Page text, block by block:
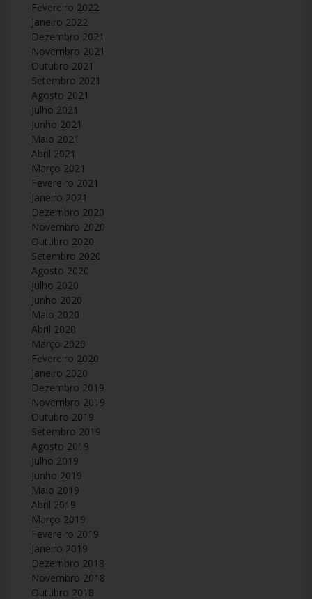
Fevereiro 2022
Janeiro 2022
Dezembro 2021
Novembro 2021
Outubro 2021
Setembro 2021
Agosto 2021
Julho 2021
Junho 2021
Maio 2021
Abril 2021
Março 2021
Fevereiro 2021
Janeiro 2021
Dezembro 2020
Novembro 2020
Outubro 2020
Setembro 2020
Agosto 2020
Julho 2020
Junho 2020
Maio 2020
Abril 2020
Março 2020
Fevereiro 2020
Janeiro 2020
Dezembro 2019
Novembro 2019
Outubro 2019
Setembro 2019
Agosto 2019
Julho 2019
Junho 2019
Maio 2019
Abril 2019
Março 2019
Fevereiro 2019
Janeiro 2019
Dezembro 2018
Novembro 2018
Outubro 2018